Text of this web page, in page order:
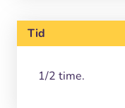
Tid
1/2 time.